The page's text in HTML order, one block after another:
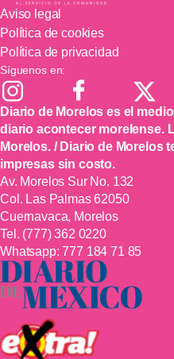
Aviso legal
Política de cookies
Política de privacidad
Síguenos en:
Diario de Morelos es el
diario acontecer morelense.
Morelos. / Diario de Morelos
impresas sin costo.
Av. Morelos Sur No. 132
Col. Las Palmas 62050
Cuernavaca, Morelos
Tel. (777) 362 0220
Whatsapp:777 184 71 85